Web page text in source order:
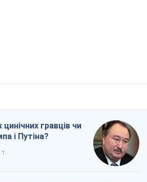
цинічних гравців чи
і Путіна?
т.